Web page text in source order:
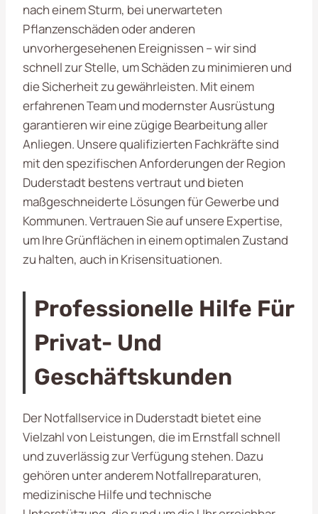
nach einem Sturm, bei unerwarteten
Pflanzenschäden oder anderen
unvorhergesehenen Ereignissen – wir sind
schnell zur Stelle, um Schäden zu minimieren und
die Sicherheit zu gewährleisten. Mit einem
erfahrenen Team und modernster Ausrüstung
garantieren wir eine zügige Bearbeitung aller
Anliegen. Unsere qualifizierten Fachkräfte sind
mit den spezifischen Anforderungen der Region
Duderstadt bestens vertraut und bieten
maßgeschneiderte Lösungen für Gewerbe und
Kommunen. Vertrauen Sie auf unsere Expertise,
um Ihre Grünflächen in einem optimalen Zustand
zu halten, auch in Krisensituationen.
Professionelle Hilfe Für
Privat- Und
Geschäftskunden
Der Notfallservice in Duderstadt bietet eine
Vielzahl von Leistungen, die im Ernstfall schnell
und zuverlässig zur Verfügung stehen. Dazu
gehören unter anderem Notfallreparaturen,
medizinische Hilfe und technische